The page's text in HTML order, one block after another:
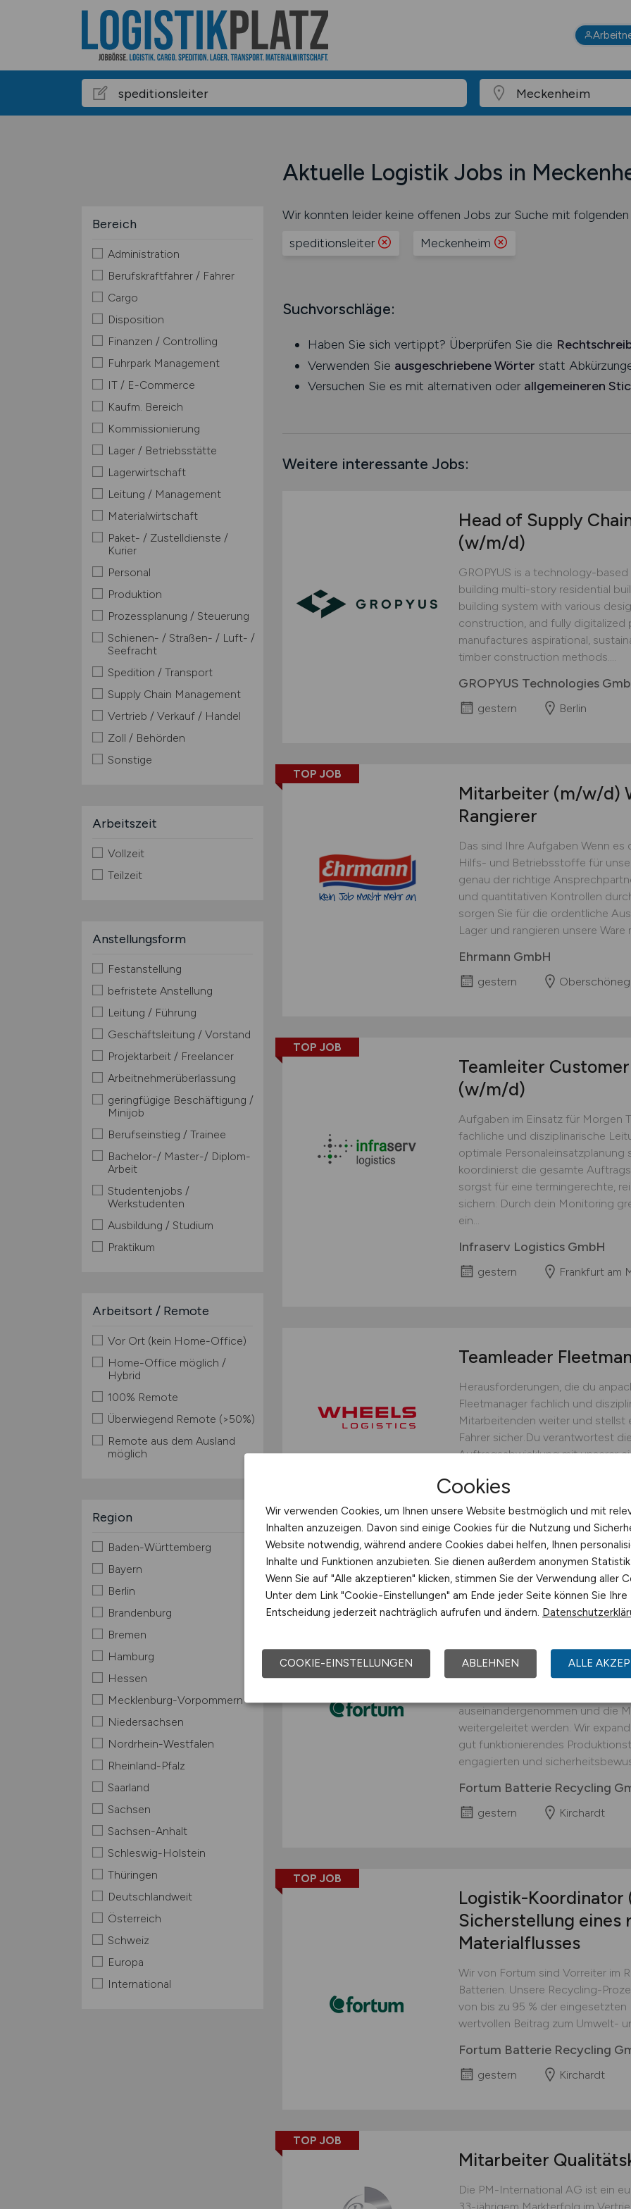
Aktuelle Logistik Jobs in
Bereich
Administration
Berufskraftfahrer / Fahrer
Cargo
Disposition
Finanzen / Controlling
Fuhrpark Management
IT / E-Commerce
Kaufm. Bereich
Kommissionierung
Lager / Betriebsstätte
Lagerwirtschaft
Leitung / Management
Materialwirtschaft
Paket- / Zustelldienste /
Kurier
Personal
Produktion
Prozessplanung / Steuerung
Schienen- / Straßen- / Luft- /
Seefracht
Spedition / Transport
Supply Chain Management
Vertrieb / Verkauf / Handel
Zoll / Behörden
Sonstige
Arbeitszeit
Vollzeit
Teilzeit
Anstellungsform
Festanstellung
befristete Anstellung
Leitung / Führung
Geschäftsleitung / Vorstand
Projektarbeit / Freelancer
Arbeitnehmerüberlassung
geringfügige Beschäftigung /
Minijob
Berufseinstieg / Trainee
Bachelor-/ Master-/ Diplom-
Arbeit
Studentenjobs /
Werkstudenten
Ausbildung / Studium
Praktikum
Arbeitsort / Remote
Vor Ort (kein Home-Office)
Home-Office möglich /
Hybrid
100% Remote
Überwiegend Remote (>50%)
Remote aus dem Ausland
möglich
Region
Baden-Württemberg
Bayern
Berlin
Brandenburg
Bremen
Hamburg
Hessen
Mecklenburg-Vorpommern
Niedersachsen
Nordrhein-Westfalen
Rheinland-Pfalz
Saarland
Sachsen
Sachsen-Anhalt
Schleswig-Holstein
Thüringen
Deutschlandweit
Österreich
Schweiz
Europa
International
Wir konnten leider keine offenen Jobs zur Suche mit
speditionsleiter
Meckenheim
Suchvorschläge:
Haben Sie sich vertippt? Überprüfen Sie die
Verwenden Sie ausgeschriebene Wörter statt
Versuchen Sie es mit alternativen oder allgemeineren
Weitere interessante Jobs:
Head of Supply
(w/m/d)
GROPYUS is a technology-
building multi-story residential
building system with various
construction, and fully digitalized
manufactures aspirational,
timber construction methods....
GROPYUS Technologies
gestern Berlin
TOP JOB
Mitarbeiter (m/w/d)
Rangierer
Das sind Ihre Aufgaben Wenn
Hilfs- und Betriebsstoffe für
genau der richtige
und quantitativen Kontrollen
sorgen Sie für die ordentliche
Lager und rangieren unsere Ware
Ehrmann GmbH
gestern
TOP JOB
Teamleiter
(w/m/d)
Aufgaben im Einsatz für Morgen
fachliche und disziplinarische
optimale Personaleinsatzplanung
koordinierst die gesamte
sorgst für eine termingerechte,
sichern: Durch dein Monitoring
ein...
Infraserv Logistics GmbH
gestern Frankfurt am
Teamleader
Herausforderungen, die du
Fleetmanager fachlich und
Mitarbeitenden weiter und stellst
Fahrer sicher.Du verantwortest
Auftragsabwicklung mit unserer
bedarfsgerechten Fahrereinsatz
operative Steuerung.Du...
WHEELS Logistics GmbH &
gestern Münster
TOP JOB
(w/m/d)
interessanter
An unserem Standort in
Prozessschritt durchgeführt, in
auseinandergenommen und die
weitergeleitet werden. Wir
gut funktionierendes
engagierten und
Fortum Batterie Recycling
gestern Kirchardt
TOP JOB
Logistik-Koordinator
Sicherstellung eines
Materialflusses
Wir von Fortum sind Vorreiter im
Batterien. Unsere Recycling-
von bis zu 95 % der eingesetzten
wertvollen Beitrag zum Umwelt-
Fortum Batterie Recycling
gestern Kirchardt
TOP JOB
Mitarbeiter
Die PM-International AG ist ein
Cookies
Wir verwenden Cookies, um Ihnen unsere Website bestmöglich und mit
Inhalten anzuzeigen. Davon sind einige Cookies für die Nutzung und
Website notwendig, während andere Cookies dabei helfen, Ihnen
Inhalte und Funktionen anzubieten. Sie dienen außerdem anonymen
Wenn Sie auf "Alle akzeptieren" klicken, stimmen Sie der Verwendung aller
Unter dem Link "Cookie-Einstellungen" am Ende jeder Seite können Sie Ihre
Entscheidung jederzeit nachträglich aufrufen und ändern.
COOKIE-EINSTELLUNGEN ABLEHNEN ALLE